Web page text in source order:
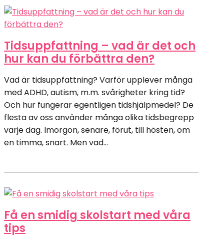
Tidsuppfattning – vad är det och
hur kan du förbättra den?
Vad är tidsuppfattning? Varför upplever många
med ADHD, autism, m.m. svårigheter kring tid?
Och hur fungerar egentligen tidshjälpmedel? De
flesta av oss använder många olika tidsbegrepp
varje dag. Imorgon, senare, förut, till hösten, om
en timma, snart. Men vad...
Få en smidig skolstart med våra
tips